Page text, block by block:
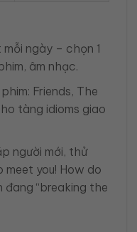
ngày – chọn 1
âm nhạc.
Friends, The
tàng idioms giao
người mới, thử
meet you! How do
đang “breaking the